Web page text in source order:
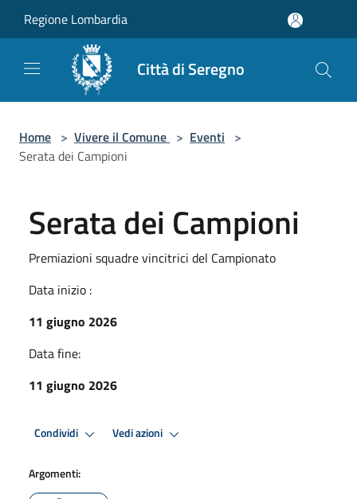
Regione Lombardia
Città di Seregno
Home > Vivere il Comune > Eventi >
Serata dei Campioni
Serata dei Campioni
Premiazioni squadre vincitrici del Campionato
Data inizio :
11 giugno 2026
Data fine:
11 giugno 2026
Condividi Vedi azioni
Argomenti: